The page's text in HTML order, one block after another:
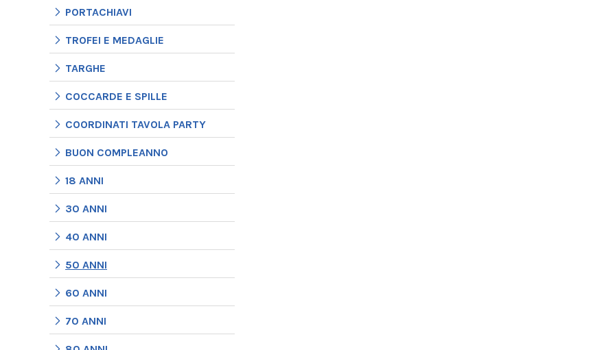
PORTACHIAVI
TROFEI E MEDAGLIE
TARGHE
COCCARDE E SPILLE
COORDINATI TAVOLA PARTY
BUON COMPLEANNO
18 ANNI
30 ANNI
40 ANNI
50 ANNI
60 ANNI
70 ANNI